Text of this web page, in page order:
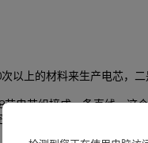
上的材料来生产电芯，
电芯组接成一条直线，
包裹电芯。那保护板如